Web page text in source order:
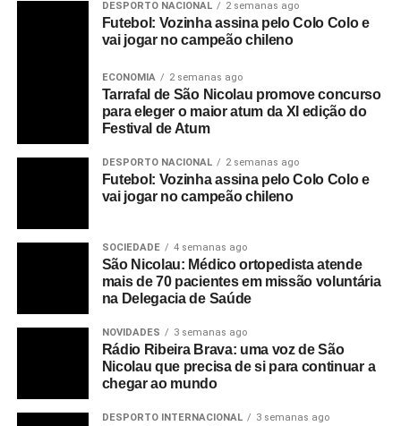
DESPORTO NACIONAL 2 semanas ago
Futebol: Vozinha assina pelo Colo Colo e
vai jogar no campeão chileno
ECONOMIA 2 semanas ago
Tarrafal de São Nicolau promove concurso
para eleger o maior atum da XI edição do
Festival de Atum
DESPORTO NACIONAL 2 semanas ago
Futebol: Vozinha assina pelo Colo Colo e
vai jogar no campeão chileno
SOCIEDADE 4 semanas ago
São Nicolau: Médico ortopedista atende
mais de 70 pacientes em missão voluntária
na Delegacia de Saúde
NOVIDADES 3 semanas ago
Rádio Ribeira Brava: uma voz de São
Nicolau que precisa de si para continuar a
chegar ao mundo
DESPORTO INTERNACIONAL 3 semanas ago